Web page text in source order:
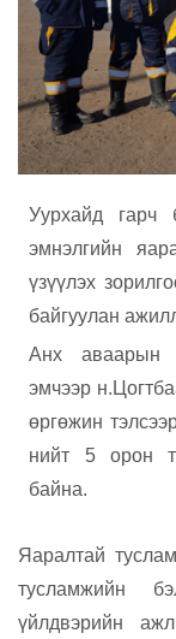
Уурхайд гарч
эмнэлгийн
үзүүлэх
байгуулан
Анх аваарын
эмчээр
өргөжин
нийт 5 орон
байна.
Яаралтай
тусламжийн
үйлдвэрийн